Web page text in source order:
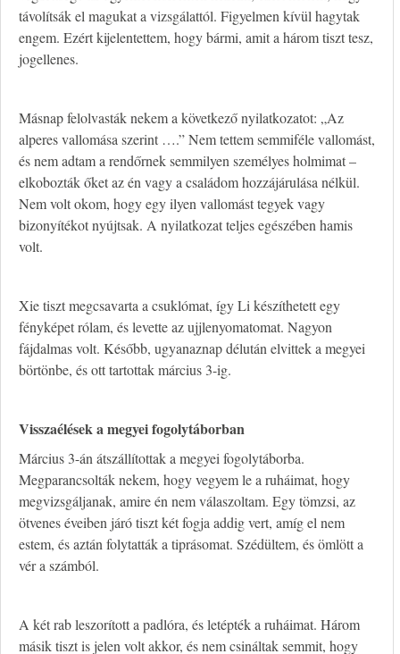
távolítsák el magukat a vizsgálattól. Figyelmen kívül hagytak
engem. Ezért kijelentettem, hogy bármi, amit a három tiszt tesz,
jogellenes.
Másnap felolvasták nekem a következő nyilatkozatot: „Az
alperes vallomása szerint ….” Nem tettem semmiféle vallomást,
és nem adtam a rendőrnek semmilyen személyes holmimat –
elkobozták őket az én vagy a családom hozzájárulása nélkül.
Nem volt okom, hogy egy ilyen vallomást tegyek vagy
bizonyítékot nyújtsak. A nyilatkozat teljes egészében hamis
volt.
Xie tiszt megcsavarta a csuklómat, így Li készíthetett egy
fényképet rólam, és levette az ujjlenyomatomat. Nagyon
fájdalmas volt. Később, ugyanaznap délután elvittek a megyei
börtönbe, és ott tartottak március 3-ig.
Visszaélések a megyei fogolytáborban
Március 3-án átszállítottak a megyei fogolytáborba.
Megparancsolták nekem, hogy vegyem le a ruháimat, hogy
megvizsgáljanak, amire én nem válaszoltam. Egy tömzsi, az
ötvenes éveiben járó tiszt két fogja addig vert, amíg el nem
estem, és aztán folytatták a tiprásomat. Szédültem, és ömlött a
vér a számból.
A két rab leszorított a padlóra, és letépték a ruháimat. Három
másik tiszt is jelen volt akkor, és nem csináltak semmit, hogy